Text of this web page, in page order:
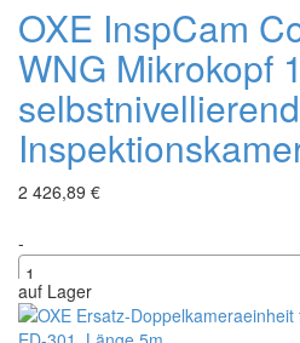
OXE InspCam
WNG Mikrokopf
2 426,89 €
-
+
auf Lager